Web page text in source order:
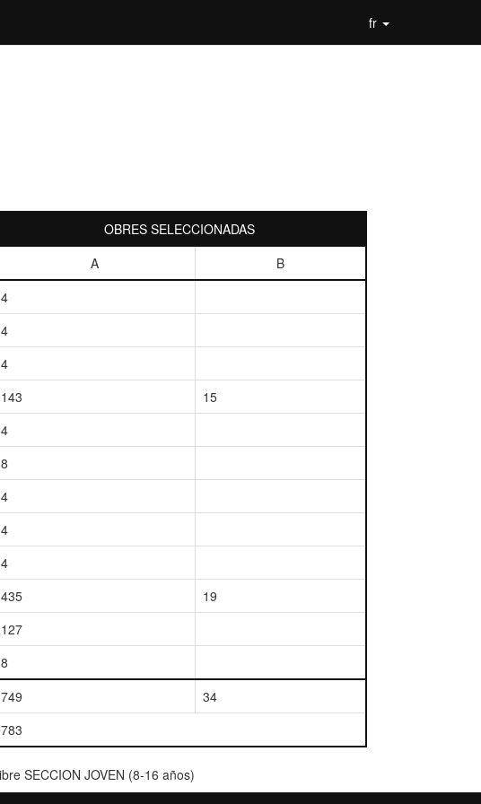
fr
OBRES SELECCIONADAS
A
B
4
4
4
143
15
4
8
4
4
4
435
19
127
8
749
34
783
SECCION JOVEN (8-16 años)